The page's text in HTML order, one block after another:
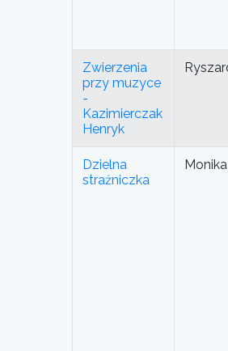
Zwierzenia
przy muzyce
-
Kazimierczak
Henryk
Dzielna
strażniczka